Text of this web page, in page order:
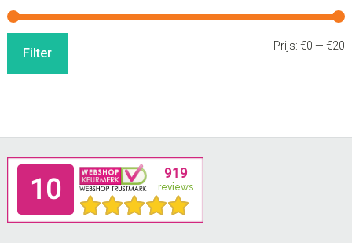
Filter Prijs:€0 —€20
Footer